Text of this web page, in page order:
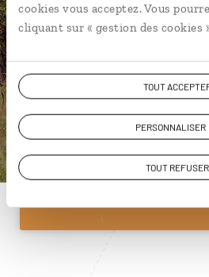
cookies vous acceptez. Vous
cliquant sur « gestion des cookies
TOUT
PERSONNALISER
TOUT REFUSER
ou
Construisez votre voyage avec
01 86 95